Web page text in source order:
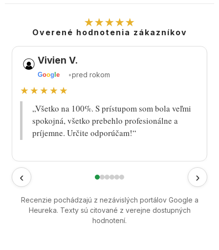
★★★★★
Overené hodnotenia zákazníkov
‹
Vivien V.
Goog le •pred rokom
★★★★★
„Všetko na 100%. S prístupom som bola veľmi
spokojná, všetko prebehlo profesionálne a
príjemne. Určite odporúčam!“
›
Recenzie pochádzajú z nezávislých portálov Google a
Heureka. Texty sú citované z verejne dostupných
hodnotení.